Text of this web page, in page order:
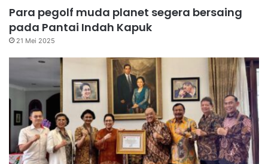
Para pegolf muda planet segera bersaing
pada Pantai Indah Kapuk
21 Mei 2025